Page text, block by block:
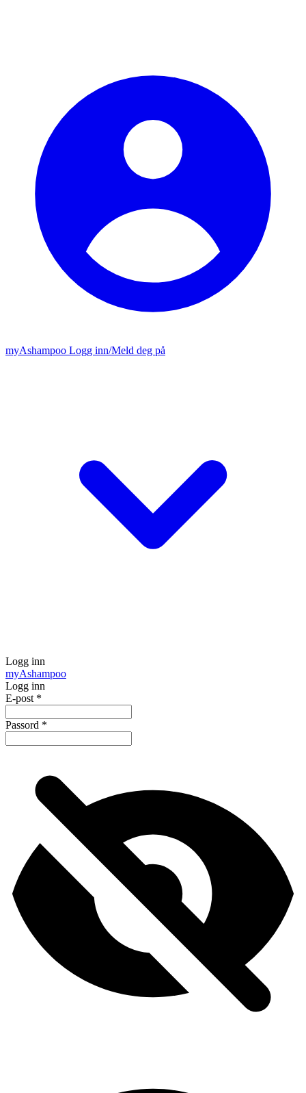
myAshampoo Logg inn/Meld deg på
Logg inn
myAshampoo
Logg inn
E-post *
Passord *